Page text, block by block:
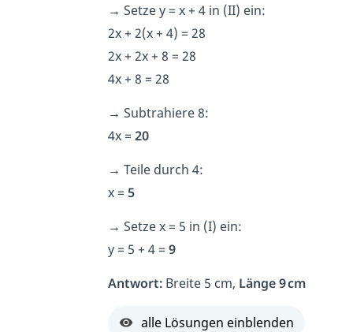
→Setze y = x + 4 in (II) ein:
2x + 2(x + 4) = 28
2x + 2x + 8 = 28
4x + 8 = 28
→Subtrahiere 8:
4x =20
→Teile durch 4:
x =5
→Setze x = 5 in (I) ein:
y = 5 + 4 =9
Antwort: Breite 5 cm, Länge 9 cm
alle Lösungen einblenden